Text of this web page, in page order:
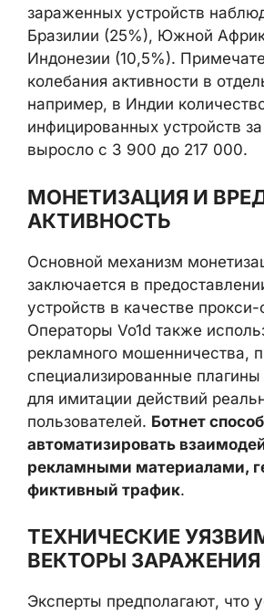
зараженных устройств
Бразилии (25%), Южной
Индонезии (10,5%).
колебания активности в
например, в Индии
инфицированных устройств
выросло с 3 900 до 217 000.
МОНЕТИЗАЦИЯ И
АКТИВНОСТЬ
Основной механизм
заключается в
устройств в качестве
Операторы Vo1d также
рекламного мошенничества,
специализированные плагины
для имитации действий
пользователей. Ботнет
автоматизировать
рекламными материалами,
фиктивный трафик.
ТЕХНИЧЕСКИЕ
ВЕКТОРЫ ЗАРАЖЕНИЯ
Эксперты предполагают, что